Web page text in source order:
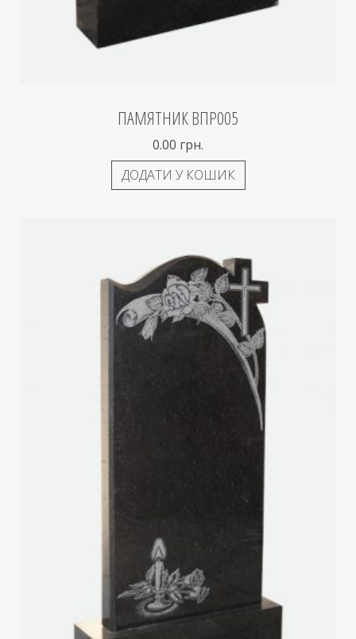
ПАМЯТНИК ВПР005
0.00 грн.
ДОДАТИ У КОШИК